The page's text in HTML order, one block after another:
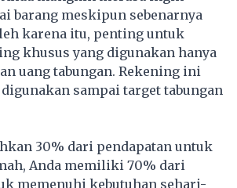
barang meskipun sebenarnya
karena itu, penting untuk
khusus yang digunakan hanya
uang tabungan. Rekening ini
sampai target tabungan
30% dari pendapatan untuk
Anda memiliki 70% dari
memenuhi kebutuhan sehari-